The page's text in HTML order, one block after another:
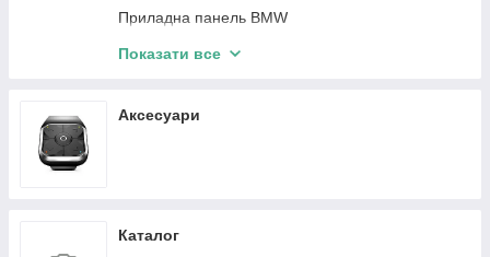
Приладна панель BMW
Приладна панель Jeep
Приладна панель Nissan
Панель приборов Porsche
Показати все
Аксесуари
Каталог